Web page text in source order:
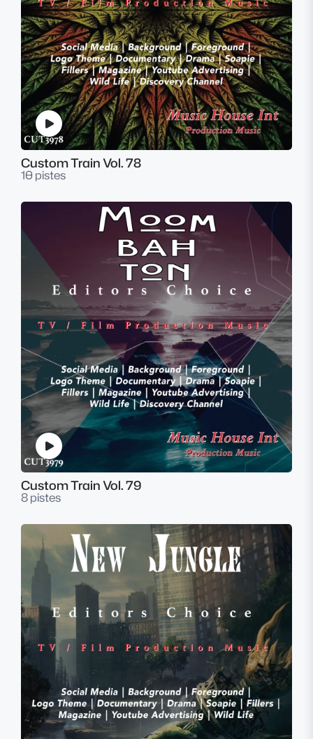
Custom Train Vol. 78
10 pistes
Custom Train Vol. 79
8 pistes